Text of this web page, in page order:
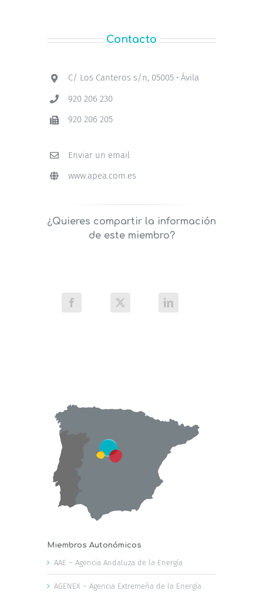
Contacto
C/ Los Canteros s/n, 05005 • Ávila
920 206 230
920 206 205
Enviar un email
www.apea.com.es
¿Quieres compartir la información
de este miembro?
Miembros Autonómicos
AAE – Agencia Andaluza de la Energía
AGENEX – Agencia Extremeña de la Energía